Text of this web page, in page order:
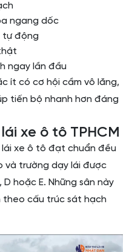
ngang dốc
tự động
ngay lần đầu
ít có cơ hội cầm vô lăng,
tiến bộ nhanh hơn đáng
xe ô tô TPHCM
lái xe ô tô đạt chuẩn đều
trường dạy lái được
hoặc E. Những sân này
theo cấu trúc sát hạch